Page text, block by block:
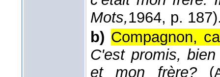
Mots,1964, p.
b) Compagnon,
C'est promis,
et mon frère?(